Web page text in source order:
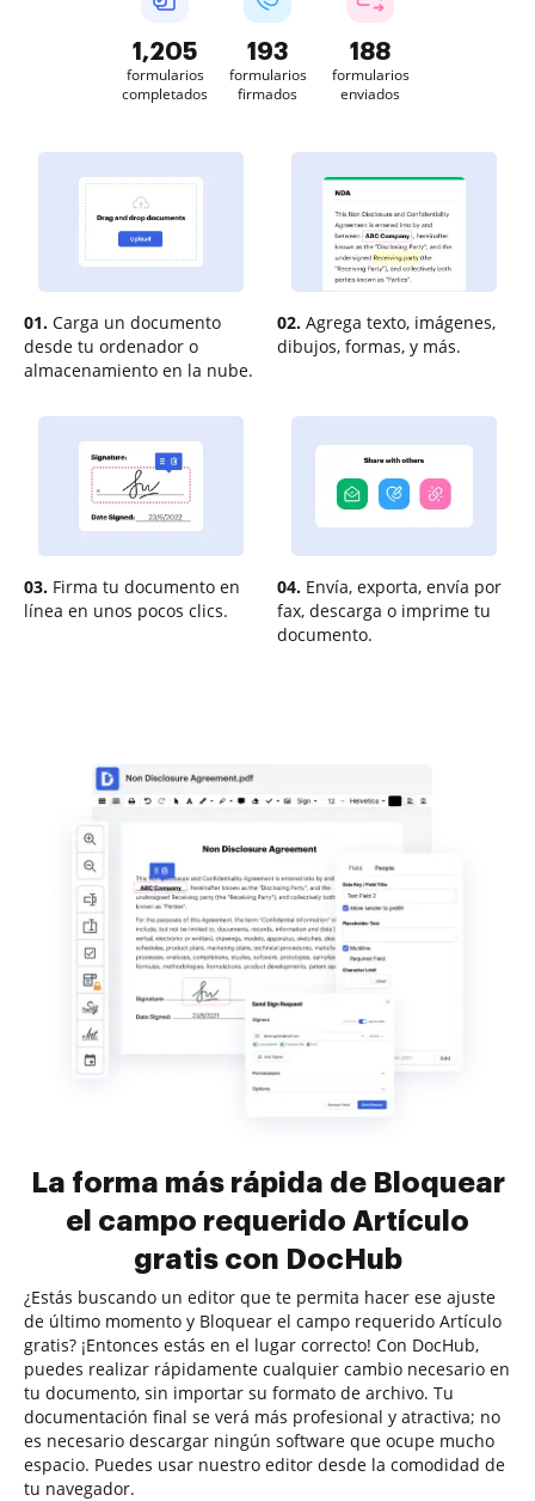
1,205
formularios
completados
193
formularios
firmados
188
formularios
enviados
01. Carga un documento
desde tu ordenador o
almacenamiento en la nube.
02. Agrega texto, imágenes,
dibujos, formas, y más.
03. Firma tu documento en
línea en unos pocos clics.
04. Envía, exporta, envía por
fax, descarga o imprime tu
documento.
La forma más rápida de Bloquear
el campo requerido Artículo
gratis con DocHub
¿Estás buscando un editor que te permita hacer ese ajuste
de último momento y Bloquear el campo requerido Artículo
gratis? ¡Entonces estás en el lugar correcto! Con DocHub,
puedes realizar rápidamente cualquier cambio necesario en
tu documento, sin importar su formato de archivo. Tu
documentación final se verá más profesional y atractiva; no
es necesario descargar ningún software que ocupe mucho
espacio. Puedes usar nuestro editor desde la comodidad de
tu navegador.